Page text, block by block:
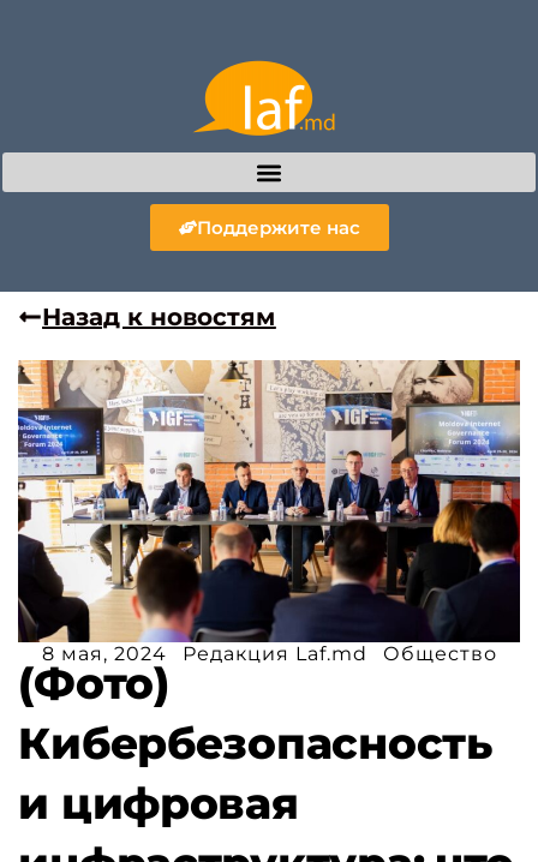
Поддержите нас
Назад к новостям
8 мая, 2024 Редакция Laf.md Общество
(Фото)
Кибербезопасность
и цифровая